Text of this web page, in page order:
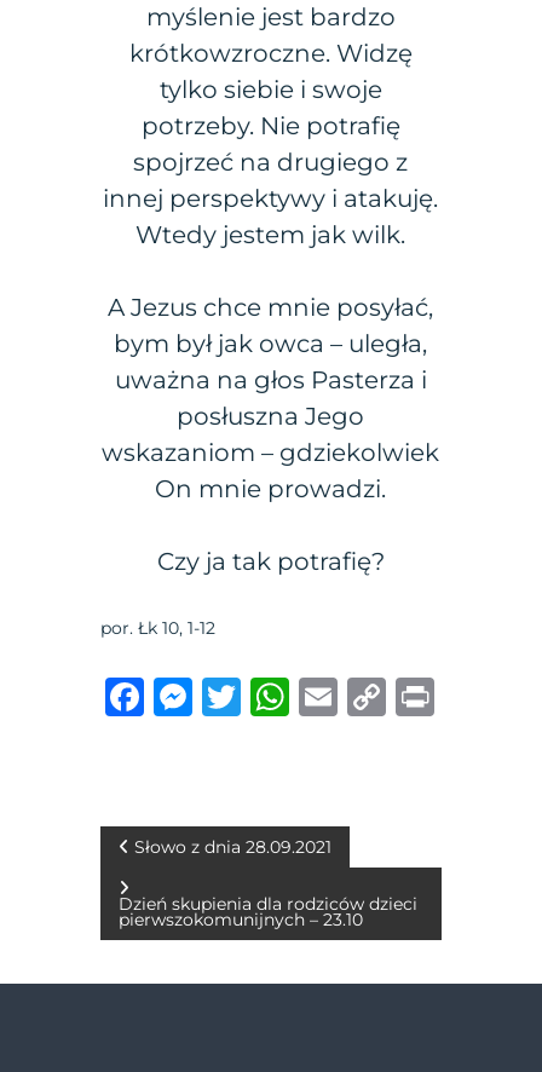
myślenie jest bardzo
krótkowzroczne. Widzę
tylko siebie i swoje
potrzeby. Nie potrafię
spojrzeć na drugiego z
innej perspektywy i atakuję.
Wtedy jestem jak wilk.
A Jezus chce mnie posyłać,
bym był jak owca – uległa,
uważna na głos Pasterza i
posłuszna Jego
wskazaniom – gdziekolwiek
On mnie prowadzi.
Czy ja tak potrafię?
por. Łk 10, 1-12
F
b
o
o
M
n
g
er
T
r
W
A
p
p
E
C
n
k
N
a
Słowo z dnia 28.09.2021
Dzień skupienia dla rodziców dzieci
pierwszokomunijnych – 23.10